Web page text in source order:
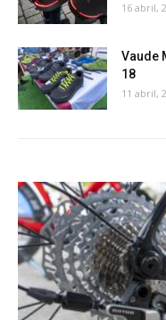
16 abril,
Vaude
18
11 abril,